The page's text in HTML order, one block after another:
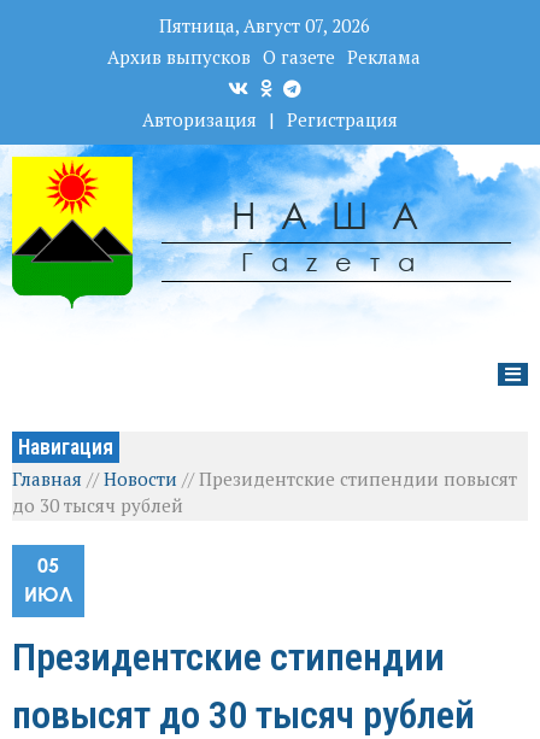
Пятница, Август 07, 2026
Архив выпусков О газете Реклама
Авторизация | Регистрация
НАША
Гаzета
Навигация
Главная //Новости //Президентские стипендии повысят
до 30 тысяч рублей
05
ИЮЛ
Президентские стипендии
повысят до 30 тысяч рублей